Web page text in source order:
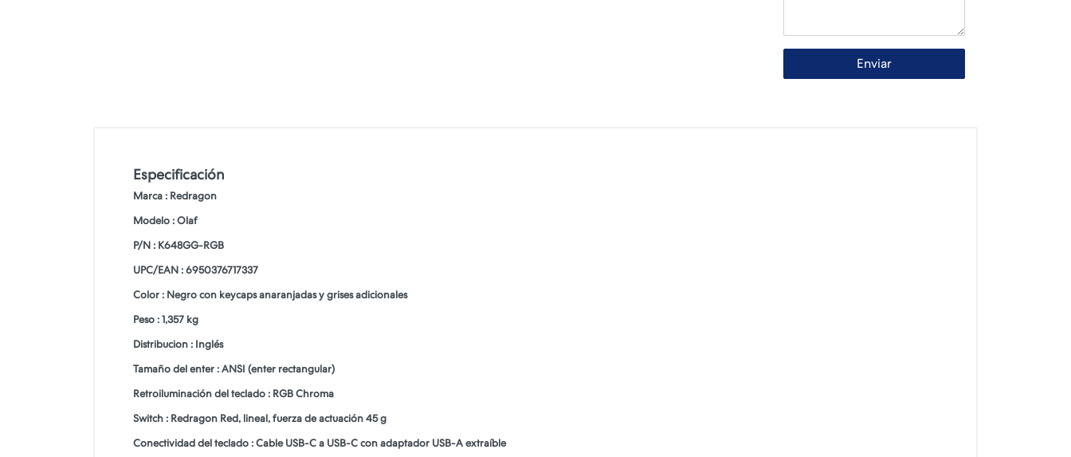
Enviar
Especificación
Marca : Redragon
Modelo : Olaf
P/N : K648GG-RGB
UPC/EAN : 6950376717337
Color : Negro con keycaps anaranjadas y grises adicionales
Peso : 1,357 kg
Distribucion : Inglés
Tamaño del enter : ANSI (enter rectangular)
Retroiluminación del teclado : RGB Chroma
Switch : Redragon Red, lineal, fuerza de actuación 45 g
Conectividad del teclado : Cable USB-C a USB-C con adaptador USB-A extraíble